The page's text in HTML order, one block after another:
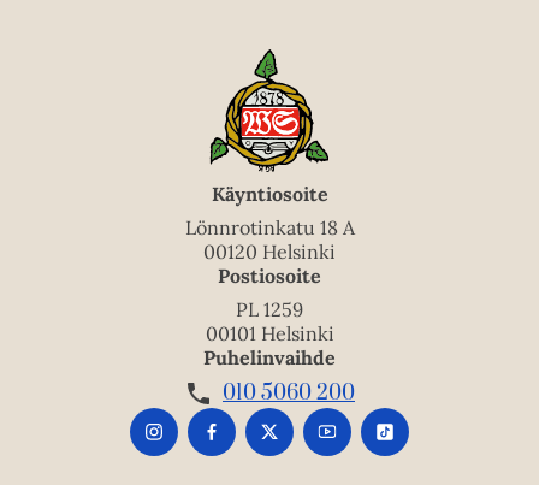
Käyntiosoite
Lönnrotinkatu 18 A
00120 Helsinki
Postiosoite
PL 1259
00101 Helsinki
Puhelinvaihde
010 5060 200